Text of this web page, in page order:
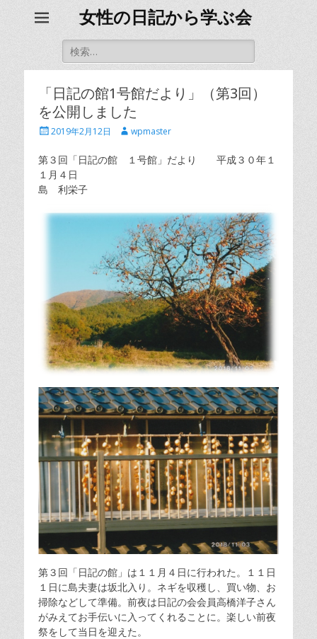
女性の日記から学ぶ会
検
索
象:
「日記の館1号館だより」（第3回）
を公開しました
投
日
2019年2月12日
投 wpmaster
第３回「日記の館 １号館」だより 平成３０年１
１月４日
島 利栄子
第３回「日記の館」は１１月４日に行われた。１１日
１日に島夫妻は坂北入り。ネギを収穫し、買い物、お
掃除などして準備。前夜は日記の会会員高橋洋子さん
がみえてお手伝いに入ってくれることに。楽しい前夜
祭をして当日を迎えた。